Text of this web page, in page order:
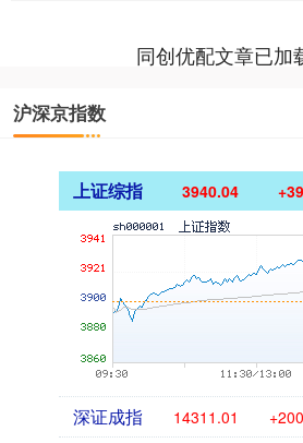
同创优配文章已加
沪深京指数
上证综指 3940.04
深证成指 14311.01